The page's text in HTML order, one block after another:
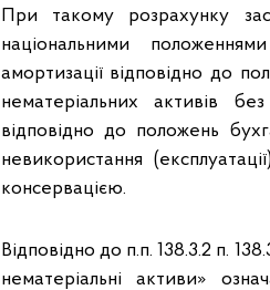
При такому розрахунку
національними
амортизації відповідно до
нематеріальних активів
відповідно до положень
невикористання
консервацією.
Відповідно до п.п. 138.3.2 п.
нематеріальні активи»